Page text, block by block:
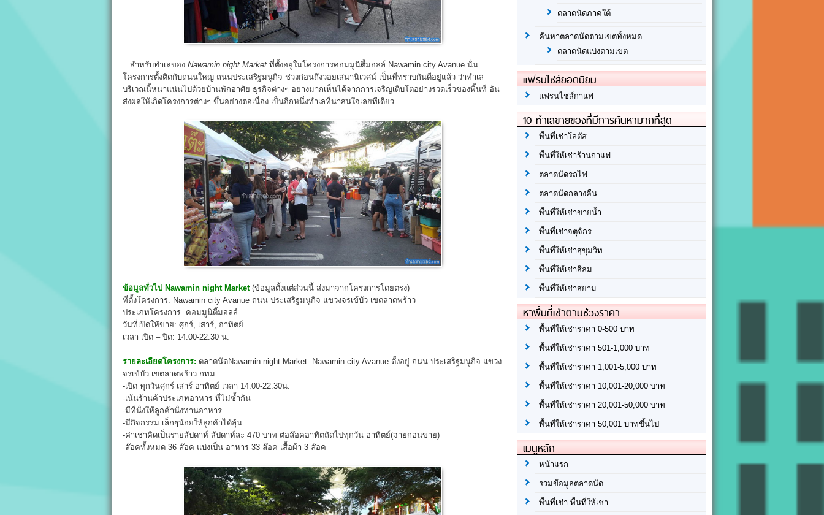
สำหรับทำเลของ Nawamin night Market ที่ตั้งอยู่ในโครงการคอมมูนิตี้มอลล์ Nawamin city Avanue นั่น
โครงการตั้งติดกับถนนใหญ่ ถนนประเสริฐมนูกิจ ช่วงก่อนถึงวอยเสนานิเวศน์ เป็นที่ทราบกันดีอยู่แล้ว ว่าทำเล
บริเวณนี้หนาแน่นไปด้วยบ้านพักอาศัย ธุรกิจต่างๆ อย่างมากเห็นได้จากการเจริญเติบโตอย่างรวดเร็วของพิ้นที่ อัน
ส่งผลให้เกิดโครงการต่างๆ ขึ้นอย่างต่อเนื่อง เป็นอีกหนึ่งทำเลที่น่าสนใจเลยทีเดียว
ข้อมูลทั่วไป Nawamin night Market(ข้อมูลตั้งแต่ส่วนนี้ ส่งมาจากโครงการโดยตรง)
ที่ตั้งโครงการ: Nawamin city Avanue ถนน ประเสริฐมนูกิจ แขวงจรเข้บัว เขตลาดพร้าว
ประเภทโครงการ: คอมมูนิตี้มอลล์
วันที่เปิดให้ขาย: ศุกร์, เสาร์, อาทิตย์
เวลา เปิด – ปิด: 14.00-22.30 น.
รายละเอียดโครงการ: ตลาดนัดNawamin night Market Nawamin city Avanue ตั้งอยู่ ถนน ประเสริฐมนูกิจ แขวง
จรเข้บัว เขตลาดพร้าว กทม.
-เปิด ทุกวันศุกร์ เสาร์ อาทิตย์ เวลา 14.00-22.30น.
-เน้นร้านค้าประเภทอาหาร ที่ไม่ซ้ำกัน
-มีที่นั่งให้ลูกค้านั่งทานอาหาร
-มีกิจกรรม เล็กๆน้อยให้ลูกค้าได้ลุ้น
-ค่าเช่าคิดเป็นรายสัปดาห์ สัปดาห์ละ 470 บาท ต่อล๊อคอาทิตถัดไปทุกวัน อาทิตย์(จ่ายก่อนขาย)
-ล๊อคทั้งหมด 36 ล๊อค แบ่งเป็น อาหาร 33 ล๊อค เสื้อผ้า 3 ล๊อค
ตลาดนัดภาคใต้
ค้นหาตลาดนัดตามเขตทั้งหมด
ตลาดนัดแบ่งตามเขต
แฟรนไชส์ยอดนิยม
แฟรนไชส์กาแฟ
10 ทำเลขายของที่มีการค้นหามากที่สุด
พื้นที่เช่าโลตัส
พื้นที่ให้เช่าร้านกาแฟ
ตลาดนัดรถไฟ
ตลาดนัดกลางคืน
พื้นที่ให้เช่าขายน้ำ
พื้นที่เช่าจตุจักร
พื้นที่ให้เช่าสุขุมวิท
พื้นที่ให้เช่าสีลม
พื้นที่ให้เช่าสยาม
หาพื้นที่เช่าตามช่วงราคา
พื้นที่ให้เช่าราคา 0-500 บาท
พื้นที่ให้เช่าราคา 501-1,000 บาท
พื้นที่ให้เช่าราคา 1,001-5,000 บาท
พื้นที่ให้เช่าราคา 10,001-20,000 บาท
พื้นที่ให้เช่าราคา 20,001-50,000 บาท
พื้นที่ให้เช่าราคา 50,001 บาทขึ้นไป
เมนูหลัก
หน้าแรก
รวมข้อมูลตลาดนัด
พื้นที่เช่า พื้นที่ให้เช่า